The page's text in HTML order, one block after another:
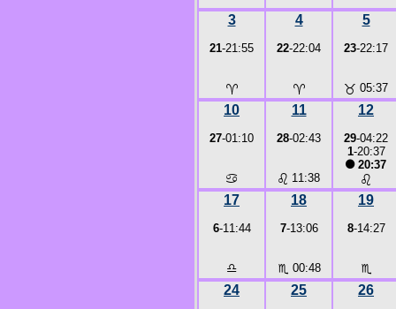
3
21-21:55
♈
4
22-22:04
♈
5
23-22:17
♉ 05:37
10
27-01:10
♋
11
28-02:43
♌ 11:38
12
29-04:22
1-20:37
●20:37
♌
17
6-11:44
♎
18
7-13:06
♏ 00:48
19
8-14:27
♏
24 25 26